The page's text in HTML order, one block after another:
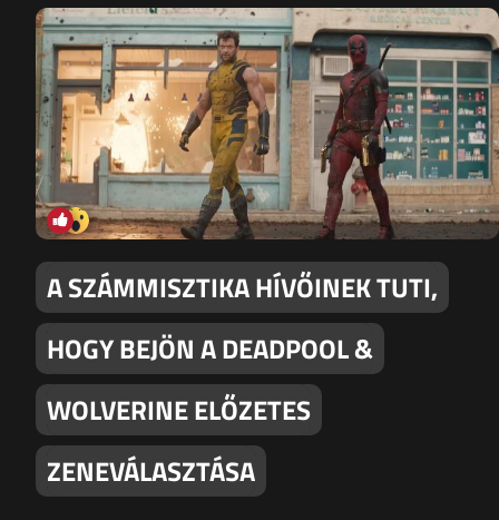
A SZÁMMISZTIKA HÍVŐINEK TUTI,
HOGY BEJÖN A DEADPOOL &
WOLVERINE ELŐZETES
ZENEVÁLASZTÁSA